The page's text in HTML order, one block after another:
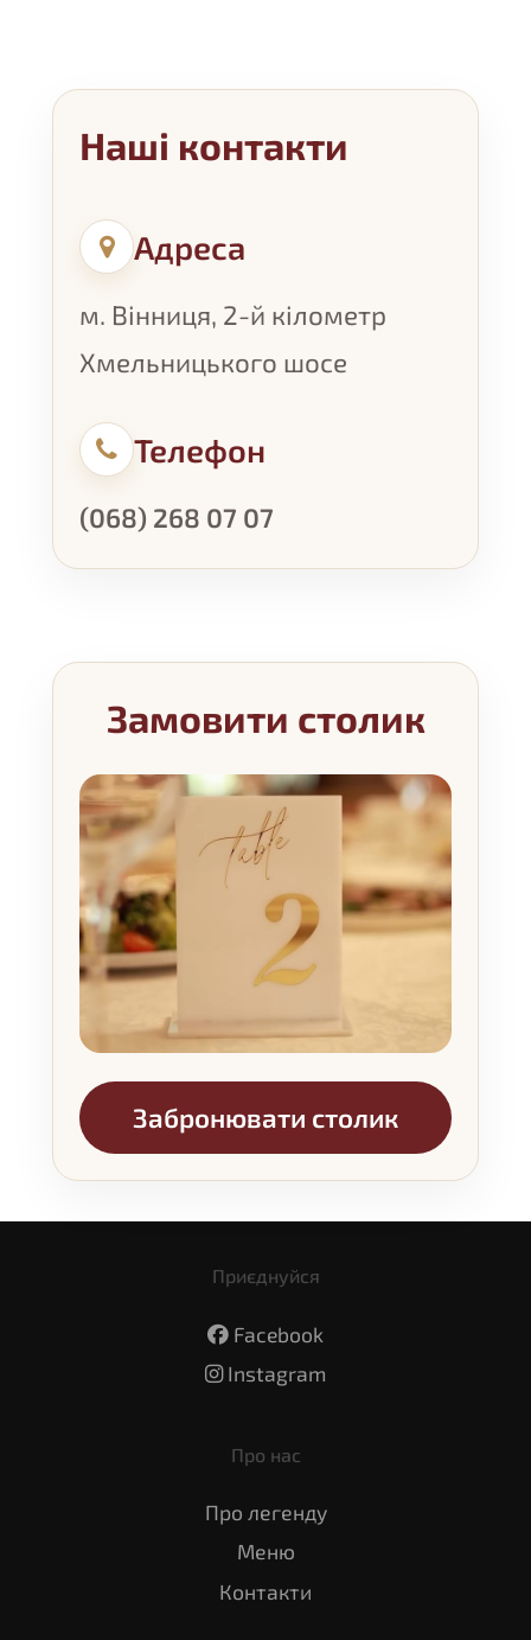
Наші контакти
Адреса
м. Вінниця, 2-й кілометр
Хмельницького шосе
Телефон
(068) 268 07 07
Замовити столик
Забронювати столик
Приєднуйся
Facebook
Instagram
Про нас
Про легенду
Меню
Контакти